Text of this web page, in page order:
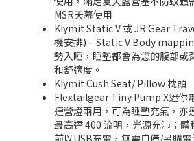
MSR天幕使用
Klymit Static V 或 JR Gear
機安排) – Static V Body
勢入睡，睡墊都會為您的腹部或
和舒適度。
Klymit Cush Seat/ Pillow 枕頭
Flextailgear Tiny Pump X迷你
連營燈兩用，可為睡墊充氣，亦
最高達 400 流明，光源充沛；
前以USB充電，無需自備/另購電